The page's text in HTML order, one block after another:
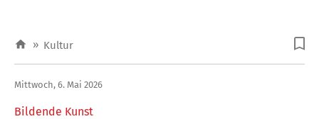
» Kultur
Bildende Kunst
Mittwoch, 6. Mai 2026